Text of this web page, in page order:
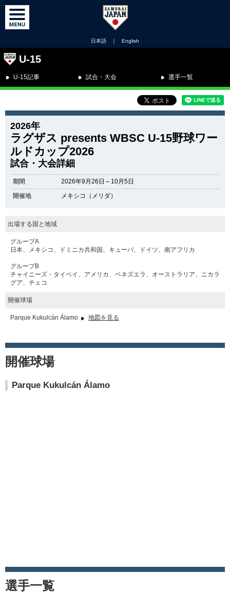
日本語 ｜ English
U-15
U-15記事 試合・大会 選手一覧
2026年
ラグザス presents WBSC U-15野球ワー
ルドカップ2026
試合・大会詳細
期間
2026年9月26日～10月5日
開催地
メキシコ（メリダ）
出場する国と地域
グループA
日本、メキシコ、ドミニカ共和国、キューバ、ドイツ、南アフリカ
グループB
チャイニーズ・タイペイ、アメリカ、ベネズエラ、オーストラリア、ニカラ
グア、チェコ
開催球場
Parque Kukulcán Álamo 地図を見る
開催球場
Parque Kukulcán Álamo
選手一覧